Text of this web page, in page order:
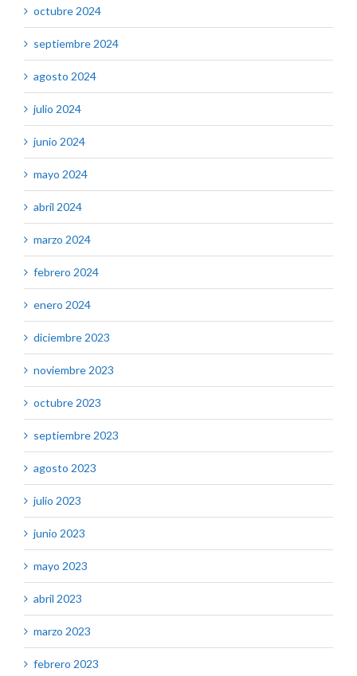
octubre 2024
septiembre 2024
agosto 2024
julio 2024
junio 2024
mayo 2024
abril 2024
marzo 2024
febrero 2024
enero 2024
diciembre 2023
noviembre 2023
octubre 2023
septiembre 2023
agosto 2023
julio 2023
junio 2023
mayo 2023
abril 2023
marzo 2023
febrero 2023